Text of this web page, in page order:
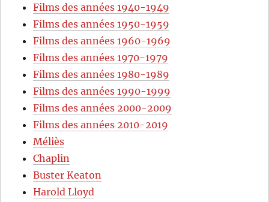
Films des années 1940-1949
Films des années 1950-1959
Films des années 1960-1969
Films des années 1970-1979
Films des années 1980-1989
Films des années 1990-1999
Films des années 2000-2009
Films des années 2010-2019
Méliès
Chaplin
Buster Keaton
Harold Lloyd